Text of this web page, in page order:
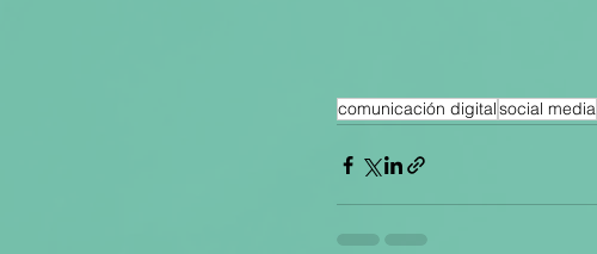
comunicación digitalsocial media